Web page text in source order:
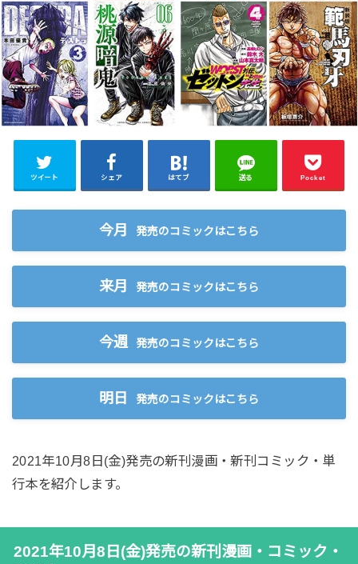
ツイート シェア はてブ 送る Pocket
今月 発売のコミックはこちら
来月 発売のコミックはこちら
今週 発売のコミックはこちら
明日 発売のコミックはこちら
2021年10月8日(金)発売の新刊漫画・新刊コミック・単
行本を紹介します。
2021年10月8日(金)発売の新刊漫画・コミック・